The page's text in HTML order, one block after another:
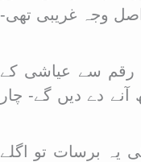
اصل وجہ غریبی تھی-
رقم سے عیاشی کے
دے دیں گے- چار
یہ برسات تو اگلے